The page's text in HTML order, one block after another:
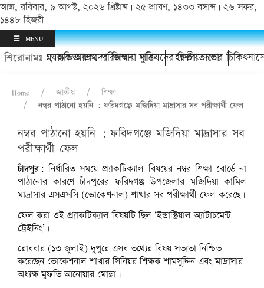
আজ, রবিবার, ৯ আগস্ট, ২০২৬ খ্রিষ্টাব্দ | ২৫ শ্রাবণ, ১৪৩৩ বঙ্গাব্দ | ২৬ সফর,
১৪৪৮ হিজরী
MENU
শিরোনামঃ
থানায়; অভিভাবকদের জিম্মায় মুক্তি হাসপাতালের
চাঁদপুর অযাচক আশ্রম পরিচালনা পরিষদের দ্বিতীয় সভা
Home জাতীয়
শিক্ষা
নম্বর পাঠানো হয়নি : ফরিদগঞ্জে মজিদিয়া মাদ্রাসার সব পরীক্ষার্থী ফেল
নম্বর পাঠানো হয়নি : ফরিদগঞ্জে মজিদিয়া মাদ্রাসার সব
পরীক্ষার্থী ফেল
চাঁদপুর: নির্ধারিত সময়ে প্র্যাকটিক্যাল বিষয়ের নম্বর শিক্ষা বোর্ডে না
পাঠানোর কারণে চাঁদপুরের ফরিদগঞ্জ উপজেলার মজিদিয়া কামিল
মাদ্রাসার এসএসসি (ভোকেশনাল) শাখার সব পরীক্ষার্থী ফেল করেছে।
ফেল করা ওই প্র্যাকটিক্যাল বিষয়টি ছিল ‘ইন্ডাস্ট্রিয়াল অ্যাটাচমেন্ট
ট্রেইনিং’।
রোববার (১৩ জুলাই) দুপুরে এসব তথ্যের বিষয় সত্যতা নিশ্চিত
করেছেন ভোকেশনাল শাখার সিনিয়র শিক্ষক শামসুদ্দিন এবং মাদ্রাসার
অধ্যক্ষ মুফতি আনোয়ার মোল্লা।